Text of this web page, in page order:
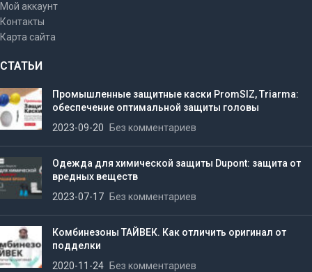
Мой аккаунт
Контакты
Карта сайта
СТАТЬИ
Промышленные защитные каски PromSIZ, Triarma:
обеспечение оптимальной защиты головы
2023-09-20
Без комментариев
Одежда для химической защиты Dupont: защита от
вредных веществ
2023-07-17
Без комментариев
Комбинезоны ТАЙВЕК. Как отличить оригинал от
подделки
2020-11-24
Без комментариев